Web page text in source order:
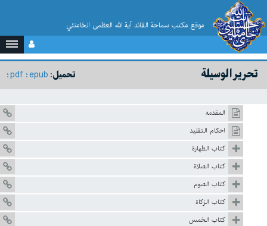
موقع مکتب سماحة القائد آية الله العظمى الخامنئي
تحميل: epub
pdf تحرير الوسيلة
المقدمه
احكام التقليد
كتاب الطهارة
كتاب الصلاة
كتاب الصوم
كتاب الزكاة
كتاب الخمس